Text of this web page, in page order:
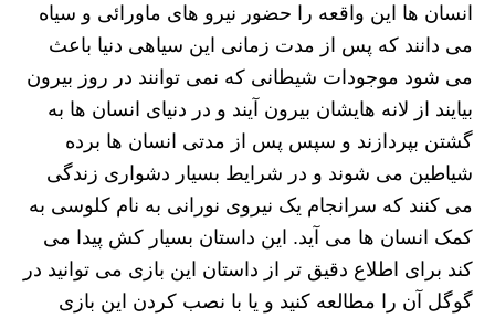
انسان ها این واقعه را حضور نیرو های ماورائی و سیاه
می دانند که پس از مدت زمانی این سیاهی دنیا باعث
می شود موجودات شیطانی که نمی توانند در روز بیرون
بیایند از لانه هایشان بیرون آیند و در دنیای انسان ها به
گشتن بپردازند و سپس پس از مدتی انسان ها برده
شیاطین می شوند و در شرایط بسیار دشواری زندگی
می کنند که سرانجام یک نیروی نورانی به نام کلوسی به
کمک انسان ها می آید. این داستان بسیار کش پیدا می
کند برای اطلاع دقیق تر از داستان این بازی می توانید در
گوگل آن را مطالعه کنید و یا با نصب کردن این بازی